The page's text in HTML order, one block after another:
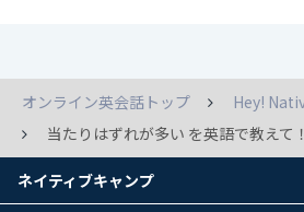
オンライン英会話トップ
Hey!
当たりはずれが多い を英語で教えて！
ネイティブキャンプ